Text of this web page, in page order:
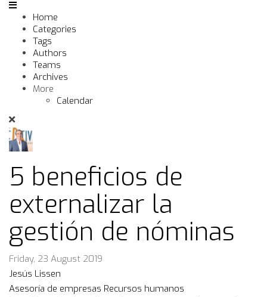
Home
Categories
Tags
Authors
Teams
Archives
More
Calendar
5 beneficios de
externalizar la
gestión de nóminas
Friday, 23 August 2019
Jesús Lissen
Asesoría de empresas Recursos humanos